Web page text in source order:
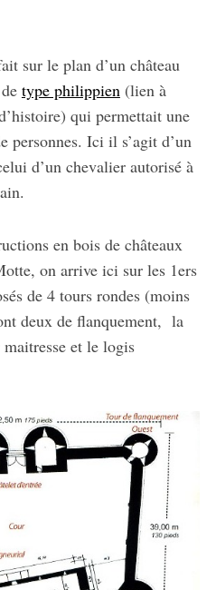
sur le plan d’un château
type philippien(lien à
qui permettait une
personnes. Ici il s’agit d’un
d’un chevalier autorisé à
en bois de châteaux
on arrive ici sur les 1ers
de 4 tours rondes (moins
deux de flanquement, la
et le logis